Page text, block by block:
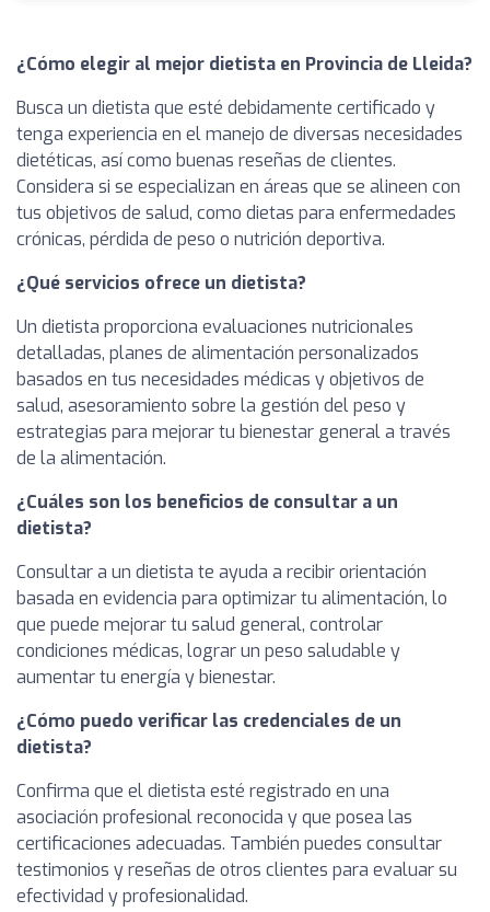
¿Cómo elegir al mejor dietista en Provincia de Lleida?
Busca un dietista que esté debidamente certificado y
tenga experiencia en el manejo de diversas necesidades
dietéticas, así como buenas reseñas de clientes.
Considera si se especializan en áreas que se alineen con
tus objetivos de salud, como dietas para enfermedades
crónicas, pérdida de peso o nutrición deportiva.
¿Qué servicios ofrece un dietista?
Un dietista proporciona evaluaciones nutricionales
detalladas, planes de alimentación personalizados
basados en tus necesidades médicas y objetivos de
salud, asesoramiento sobre la gestión del peso y
estrategias para mejorar tu bienestar general a través
de la alimentación.
¿Cuáles son los beneficios de consultar a un
dietista?
Consultar a un dietista te ayuda a recibir orientación
basada en evidencia para optimizar tu alimentación, lo
que puede mejorar tu salud general, controlar
condiciones médicas, lograr un peso saludable y
aumentar tu energía y bienestar.
¿Cómo puedo verificar las credenciales de un
dietista?
Confirma que el dietista esté registrado en una
asociación profesional reconocida y que posea las
certificaciones adecuadas. También puedes consultar
testimonios y reseñas de otros clientes para evaluar su
efectividad y profesionalidad.